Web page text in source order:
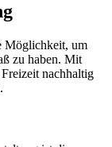
Möglichkeit, um
zu haben. Mit
nachhaltig